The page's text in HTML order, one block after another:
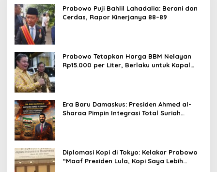
Prabowo Puji Bahlil Lahadalia: Berani dan
Cerdas, Rapor Kinerjanya 88–89
Prabowo Tetapkan Harga BBM Nelayan
Rp15.000 per Liter, Berlaku untuk Kapal
Era Baru Damaskus: Presiden Ahmed al-
Sharaa Pimpin Integrasi Total Suriah
Diplomasi Kopi di Tokyo: Kelakar Prabowo
“Maaf Presiden Lula, Kopi Saya Lebih